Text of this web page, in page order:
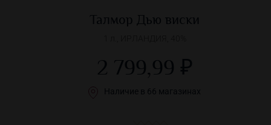
Талмор Дью виски
2 799,99 ₽
Наличие в 66 магазинах